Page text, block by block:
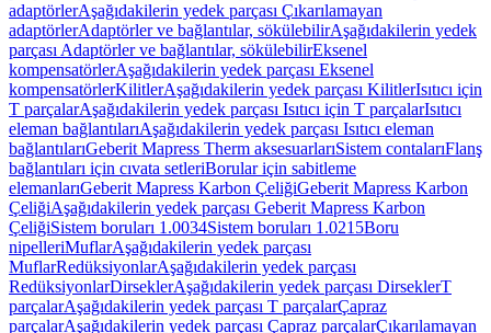
adaptörlerAşağıdakilerin yedek parçası Çıkarılamayan
adaptörlerAdaptörler ve bağlantılar, sökülebilirAşağıdakilerin yedek
parçası Adaptörler ve bağlantılar, sökülebilirEksenel
kompensatörlerAşağıdakilerin yedek parçası Eksenel
kompensatörlerKilitlerAşağıdakilerin yedek parçası KilitlerIsıtıcı için
T parçalarAşağıdakilerin yedek parçası Isıtıcı için T parçalarIsıtıcı
eleman bağlantılarıAşağıdakilerin yedek parçası Isıtıcı eleman
bağlantılarıGeberit Mapress Therm aksesuarlarıSistem contalarıFlanş
bağlantıları için cıvata setleriBorular için sabitleme
elemanlarıGeberit Mapress Karbon ÇeliğiGeberit Mapress Karbon
ÇeliğiAşağıdakilerin yedek parçası Geberit Mapress Karbon
ÇeliğiSistem boruları 1.0034Sistem boruları 1.0215Boru
nipelleriMuflarAşağıdakilerin yedek parçası
MuflarRedüksiyonlarAşağıdakilerin yedek parçası
RedüksiyonlarDirseklerAşağıdakilerin yedek parçası DirseklerT
parçalarAşağıdakilerin yedek parçası T parçalarÇapraz
parçalarAşağıdakilerin yedek parçası Çapraz parçalarÇıkarılamayan